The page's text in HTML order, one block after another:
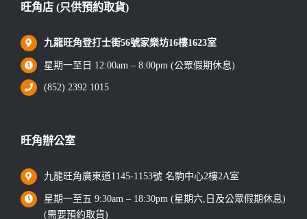
旺角店 (只供預約取貨)
九龍旺角登打士街56號家樂坊16樓1623室
星期一至日 12:00am – 8:00pm (公眾假期休息)
(852) 2392 1015
旺角辦公室
九龍旺角廣東道1145-1153號 名駒中心2樓2A室
星期一至五 9:30am – 18:30pm (星期六,日及公眾假期休息)
(需要預約取貨)